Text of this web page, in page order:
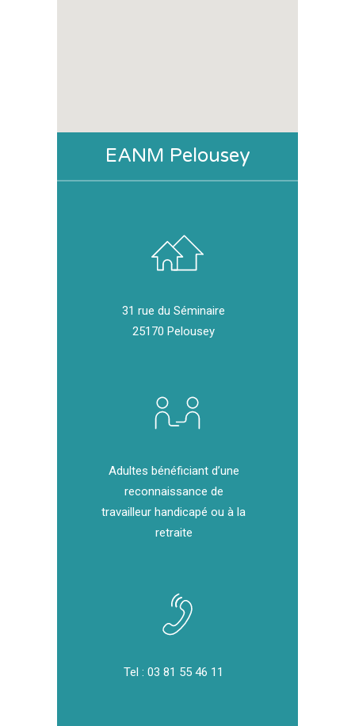
EANM Pelousey
31 rue du Séminaire
25170 Pelousey
Adultes bénéficiant d’une
reconnaissance de
travailleur handicapé ou à la
retraite
Tel : 03 81 55 46 11